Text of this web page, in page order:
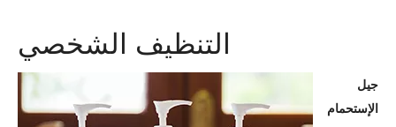
التنظيف الشخصي
جيل
الإستحمام